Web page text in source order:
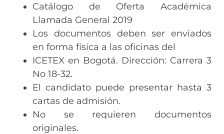
Catálogo de Oferta Académica
Llamada General 2019
Los documentos deben ser enviados
en forma física a las oficinas del
ICETEX en Bogotá. Dirección: Carrera 3
No 18-32.
El candidato puede presentar hasta 3
cartas de admisión.
No se requieren documentos
originales.